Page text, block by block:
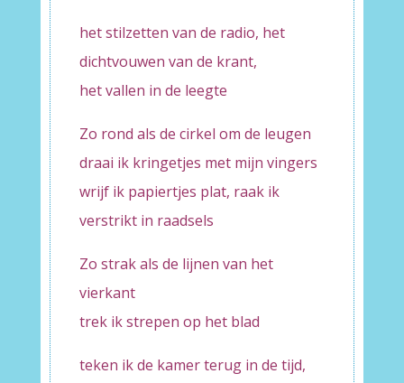
het stilzetten van de radio, het
dichtvouwen van de krant,
het vallen in de leegte
Zo rond als de cirkel om de leugen
draai ik kringetjes met mijn vingers
wrijf ik papiertjes plat, raak ik
verstrikt in raadsels
Zo strak als de lijnen van het
vierkant
trek ik strepen op het blad
teken ik de kamer terug in de tijd,